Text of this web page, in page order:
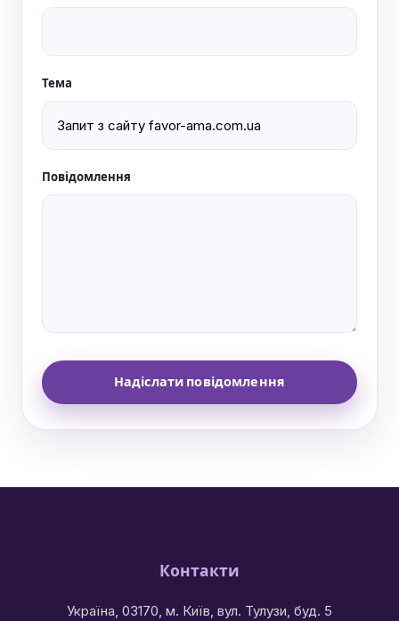
Тема
Повідомлення
Надіслати повідомлення
Контакти
Україна, 03170, м. Київ, вул. Тулузи, буд. 5